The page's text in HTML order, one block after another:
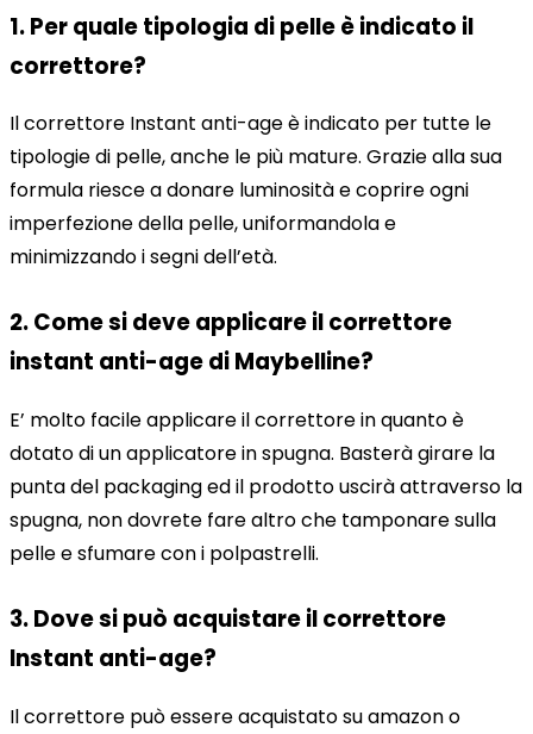
1. Per quale tipologia di pelle è indicato il
correttore?
Il correttore Instant anti-age è indicato per tutte le
tipologie di pelle, anche le più mature. Grazie alla sua
formula riesce a donare luminosità e coprire ogni
imperfezione della pelle, uniformandola e
minimizzando i segni dell’età.
2. Come si deve applicare il correttore
instant anti-age di Maybelline?
E’ molto facile applicare il correttore in quanto è
dotato di un applicatore in spugna. Basterà girare la
punta del packaging ed il prodotto uscirà attraverso la
spugna, non dovrete fare altro che tamponare sulla
pelle e sfumare con i polpastrelli.
3. Dove si può acquistare il correttore
Instant anti-age?
Il correttore può essere acquistato su amazon o